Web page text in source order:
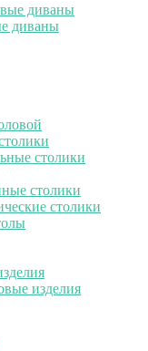
диваны
диваны
столики
столики
столики
изделия